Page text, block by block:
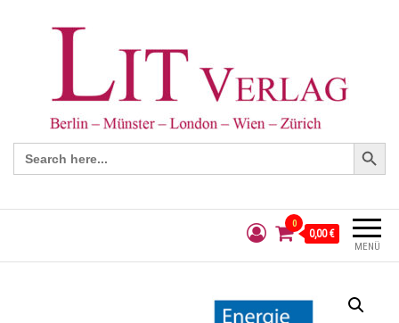
Search
for:
Search Button
MENÜ
0
0,00 €